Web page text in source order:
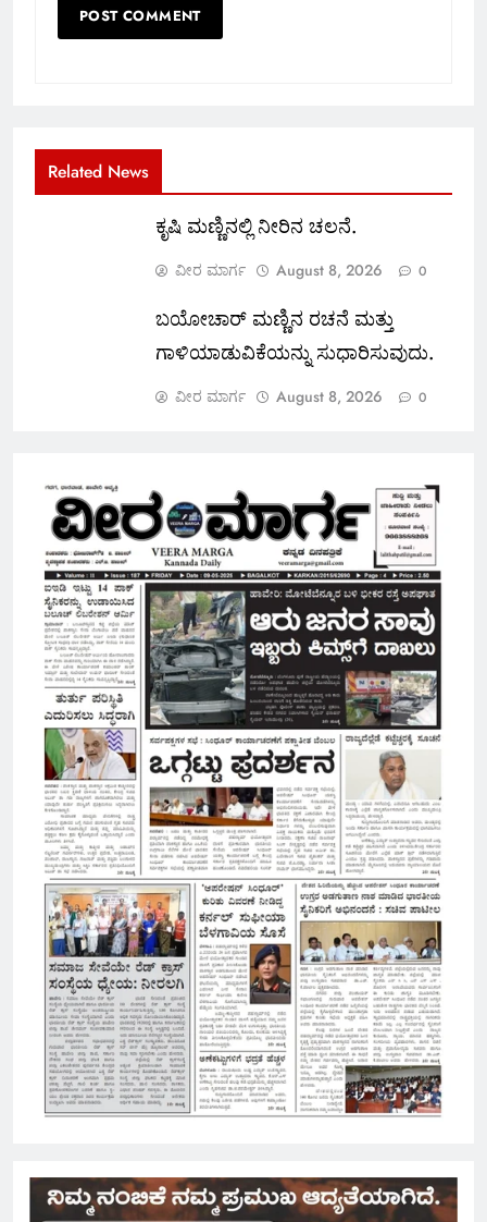
Related News
ಕೃಷಿ ಮಣ್ಣಿನಲ್ಲಿ ನೀರಿನ ಚಲನೆ.
ವೀರ ಮಾರ್ಗ August 8, 2026 0
ಬಯೋಚಾರ್ ಮಣ್ಣಿನ ರಚನೆ ಮತ್ತು
ಗಾಳಿಯಾಡುವಿಕೆಯನ್ನು ಸುಧಾರಿಸುವುದು.
ವೀರ ಮಾರ್ಗ August 8, 2026 0